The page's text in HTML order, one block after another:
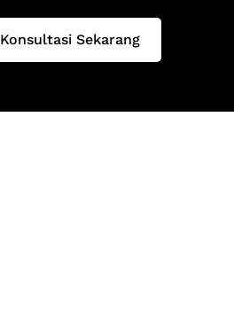
Konsultasi Sekarang